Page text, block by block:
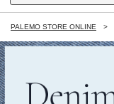
PALEMO STORE ONLINE